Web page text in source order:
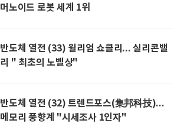
머노이드 로봇 세계 1위
반도체 열전 (33) 윌리엄 쇼클리... 실리콘밸
리 " 최초의 노벨상"
반도체 열전 (32) 트렌드포스(集邦科技)...
메모리 풍향계 "시세조사 1인자"